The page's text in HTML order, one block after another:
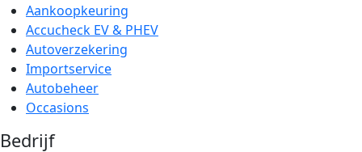
Aankoopkeuring
Accucheck EV & PHEV
Autoverzekering
Importservice
Autobeheer
Occasions
Bedrijf